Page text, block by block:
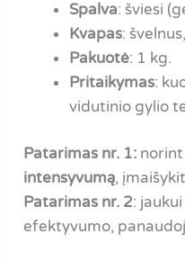
Spalva: šviesi
Kvapas:
Pakuotė: 1 kg.
Pritaikymas:
vidutinio gylio
Patarimas nr. 1: norint
intensyvumą,
Patarimas nr. 2:
efektyvumo,